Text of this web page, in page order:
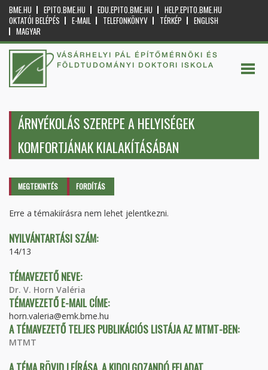
BME.HU EPITO.BME.HU EDU.EPITO.BME.HU
HELP.EPITO.BME.HU
OKTATÓI BELÉPÉS
E-MAIL TELEFONKÖNYV TÉRKÉP
ENGLISH
MAGYAR
VÁSÁRHELYI PÁL ÉPÍTŐMÉRNÖKI ÉS
FÖLDTUDOMÁNYI DOKTORI ISKOLA
ÁRNYÉKOLÁS SZEREPE A HELYISÉGEK
KOMFORTJÁNAK KIALAKÍTÁSÁBAN
Elsődleges fülek
MEGTEKINTÉS (AKTÍVFORDÍTÁS
Erre a témakiírásra nem lehet jelentkezni.
NYILVÁNTARTÁSI SZÁM:
14/13
TÉMAVEZETŐ NEVE:
Dr. V. Horn Valéria
TÉMAVEZETŐ E-MAIL CÍME:
horn.valeria@emk.bme.hu
A TÉMAVEZETŐ TELJES PUBLIKÁCIÓS LISTÁJA AZ MTMT-BEN:
MTMT